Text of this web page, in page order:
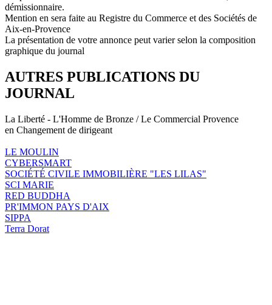
démissionnaire.
Mention en sera faite au Registre du Commerce et des Sociétés de
Aix-en-Provence
La présentation de votre annonce peut varier selon la composition
graphique du journal
AUTRES PUBLICATIONS DU
JOURNAL
La Liberté - L'Homme de Bronze / Le Commercial Provence
en Changement de dirigeant
LE MOULIN
CYBERSMART
SOCIÉTÉ CIVILE IMMOBILIÈRE "LES LILAS"
SCI MARIE
RED BUDDHA
PR'IMMON PAYS D'AIX
SIPPA
Terra Dorat